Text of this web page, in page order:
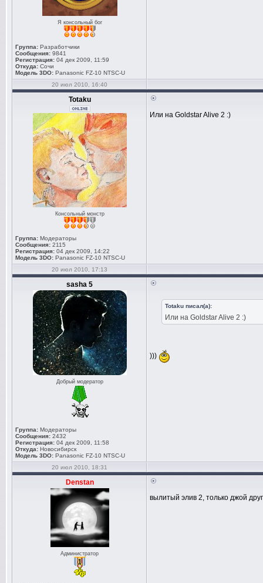
Я консольный бог
Группа: Разработчики
Сообщения: 9841
Регистрация: 04 дек 2009, 11:59
Откуда: Сочи
Модель 3DO: Panasonic FZ-10 NTSC-U
20 июл 2010, 16:40
Totaku
Консольный монстр
Группа: Модераторы
Сообщения: 2115
Регистрация: 04 дек 2009, 14:22
Модель 3DO: Panasonic FZ-10 NTSC-U
Или на Goldstar Alive 2 :)
20 июл 2010, 17:13
sasha 5
Добрый модератор
Группа: Модераторы
Сообщения: 2432
Регистрация: 04 дек 2009, 11:58
Откуда: Новосибирск
Модель 3DO: Panasonic FZ-10 NTSC-U
Totaku писал(а):
Или на Goldstar Alive 2 :)
)))
20 июл 2010, 18:31
Denstan
Администратор
вылитый элив 2, только джой